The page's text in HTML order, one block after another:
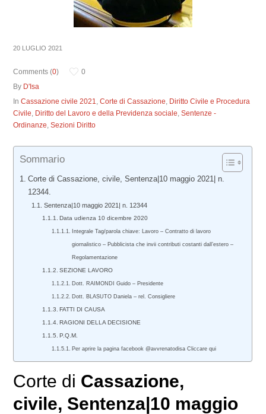
20 LUGLIO 2021
Comments (0)
0
By D'Isa
InCassazione civile 2021,Corte di Cassazione, Diritto Civile e Procedura
Civile, Diritto del Lavoro e della Previdenza sociale,Sentenze -
Ordinanze,Sezioni Diritto
Sommario
Corte di Cassazione, civile, Sentenza|10 maggio 2021| n.
12344.
Sentenza|10 maggio 2021| n. 12344
Data udienza 10 dicembre 2020
Integrale Tag/parola chiave: Lavoro – Contratto di lavoro
giornalistico – Pubblicista che invii contributi costanti dall’estero –
Regolamentazione
SEZIONE LAVORO
Dott. RAIMONDI Guido – Presidente
Dott. BLASUTO Daniela – rel. Consigliere
FATTI DI CAUSA
RAGIONI DELLA DECISIONE
P.Q.M.
Per aprire la pagina facebook @avvrenatodisa Cliccare qui
Corte di Cassazione,
civile, Sentenza|10 maggio